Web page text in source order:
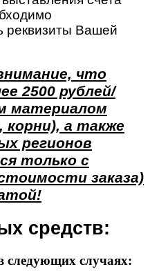
реквизиты Вашей
что
2500 рублей/
материалом
а также
регионов
только с
заказа)
средств:
следующих случаях: